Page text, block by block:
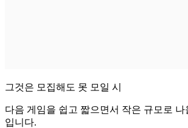
그것은 모집해도 못 모일 시
다음 게임을 쉽고 짧으면서 작은 규모로 나
입니다.